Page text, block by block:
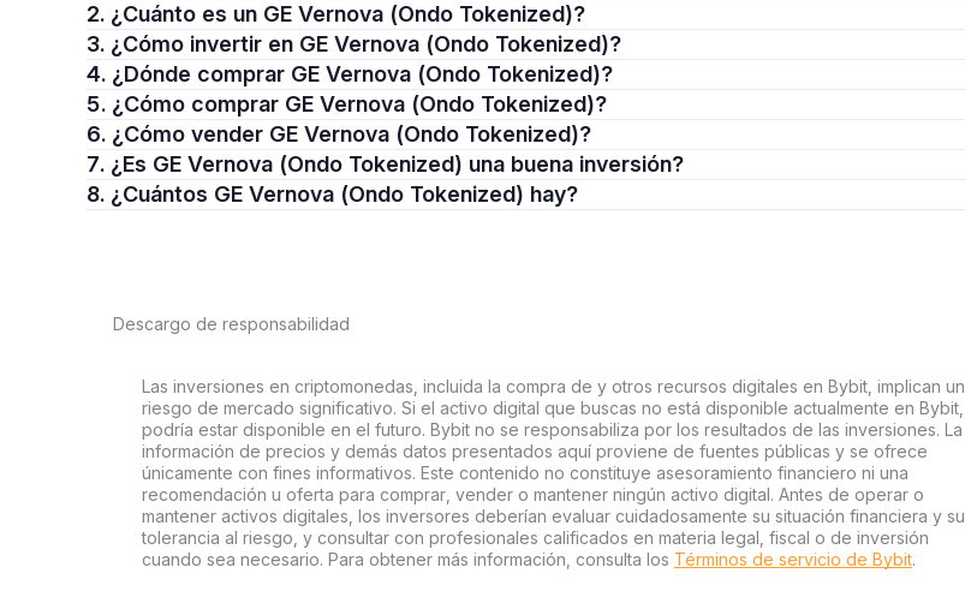
2. ¿Cuánto es un GE Vernova (Ondo Tokenized)?
3. ¿Cómo invertir en GE Vernova (Ondo Tokenized)?
4. ¿Dónde comprar GE Vernova (Ondo Tokenized)?
5. ¿Cómo comprar GE Vernova (Ondo Tokenized)?
6. ¿Cómo vender GE Vernova (Ondo Tokenized)?
7. ¿Es GE Vernova (Ondo Tokenized) una buena inversión?
8. ¿Cuántos GE Vernova (Ondo Tokenized) hay?
Descargo de responsabilidad
Las inversiones en criptomonedas, incluida la compra de y otros recursos digitales en Bybit, implican un
riesgo de mercado significativo. Si el activo digital que buscas no está disponible actualmente en Bybit,
podría estar disponible en el futuro. Bybit no se responsabiliza por los resultados de las inversiones. La
información de precios y demás datos presentados aquí proviene de fuentes públicas y se ofrece
únicamente con fines informativos. Este contenido no constituye asesoramiento financiero ni una
recomendación u oferta para comprar, vender o mantener ningún activo digital. Antes de operar o
mantener activos digitales, los inversores deberían evaluar cuidadosamente su situación financiera y su
tolerancia al riesgo, y consultar con profesionales calificados en materia legal, fiscal o de inversión
cuando sea necesario. Para obtener más información, consulta los Términos de servicio de Bybit.